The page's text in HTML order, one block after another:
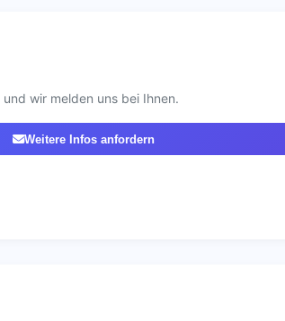
wir melden uns bei Ihnen.
Weitere Infos anfordern